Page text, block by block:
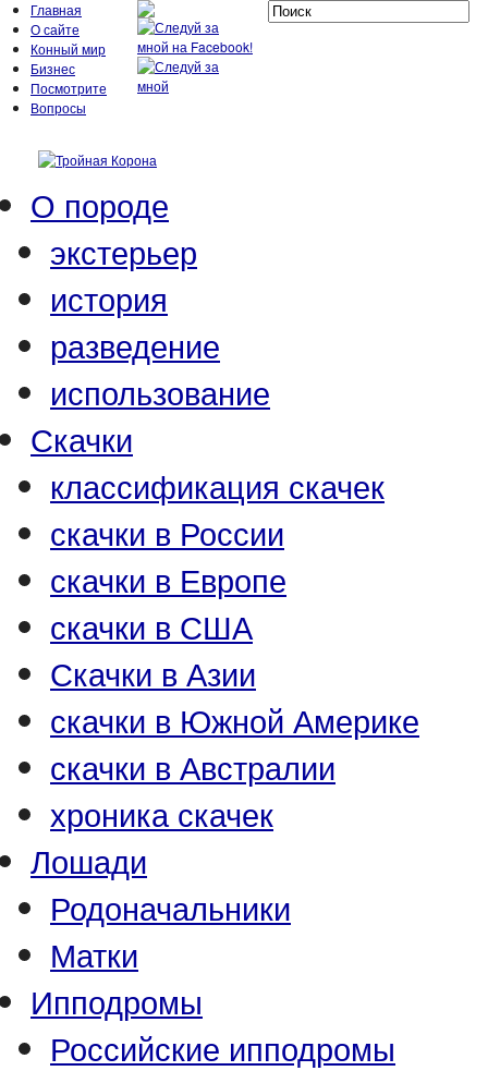
Главная
О сайте
Конный мир
Бизнес
Посмотрите
Вопросы
О породе
экстерьер
история
разведение
использование
Скачки
классификация скачек
скачки в России
скачки в Европе
скачки в США
Скачки в Азии
скачки в Южной Америке
скачки в Австралии
хроника скачек
Лошади
Родоначальники
Матки
Ипподромы
Российские ипподромы